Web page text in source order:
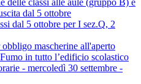
delle classi alle aule (gruppo B) e
dal 5 ottobre
dal 5 ottobre per I sez.Q, 2
mascherine all'aperto
in tutto l’edificio scolastico
- mercoledì 30 settembre -